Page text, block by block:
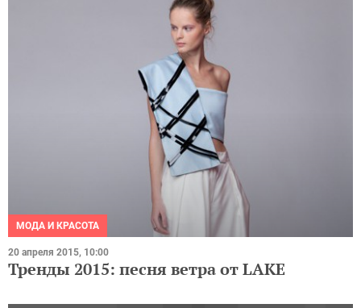
МОДА И КРАСОТА
20 апреля 2015, 10:00
Тренды 2015: песня ветра от LAKE